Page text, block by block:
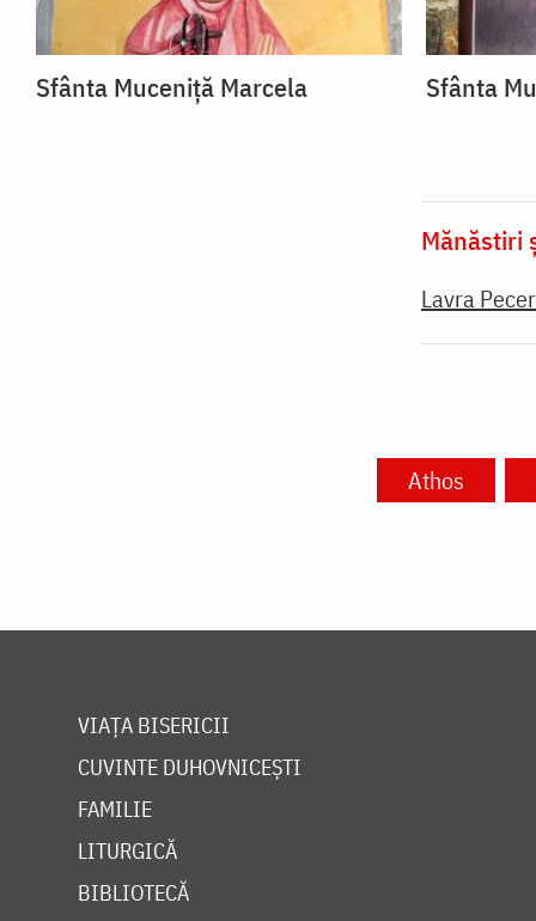
Sfânta Muceniță Marcela Sfânta
Mănăstiri
Lavra
Athos
VIAȚA BISERICII
CUVINTE DUHOVNICEȘTI
FAMILIE
LITURGICĂ
BIBLIOTECĂ